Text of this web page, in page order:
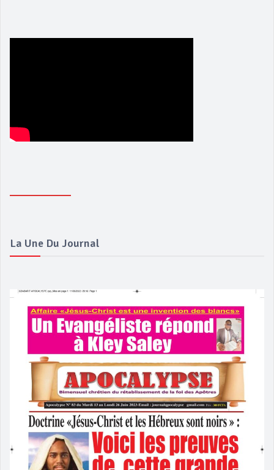
La Une Du Journal